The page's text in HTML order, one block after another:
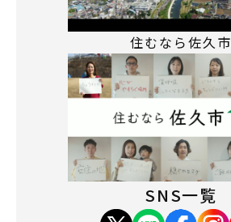
住むなら佐久市
SNS一覧